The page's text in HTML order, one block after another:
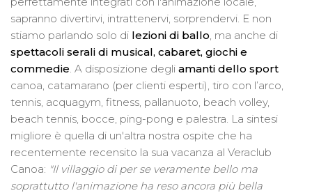
sapranno divertirvi, intrattenervi, sorprendervi. E non
stiamo parlando solo di lezioni di ballo, ma anche di
spettacoli serali di musical, cabaret, giochi e
commedie. A disposizione degli amanti dello sport
canoa, catamarano (per clienti esperti), tiro con l’arco,
tennis, acquagym, fitness, pallanuoto, beach volley,
beach tennis, bocce, ping-pong e palestra. La sintesi
migliore è quella di un'altra nostra ospite che ha
recentemente recensito la sua vacanza al Veraclub
Canoa: "Il villaggio di per se veramente bello ma
soprattutto l'animazione ha reso ancora più bella